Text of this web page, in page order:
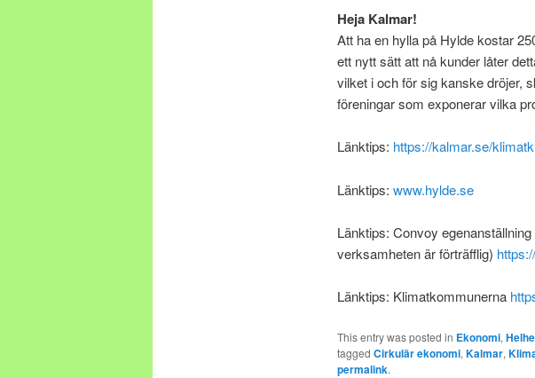
Heja Kalmar!
Att ha en hylla på Hylde kostar
ett nytt sätt att nå kunder låter
vilket i och för sig kanske dröjer,
föreningar som exponerar vilka
Länktips: https://kalmar.se/
Länktips: www.hylde.se
Länktips: Convoy
verksamheten är förträfflig)
Länktips: Klimatkommunerna
This entry was posted in Ekonomi,
tagged Cirkulär ekonomi, Kalmar,
permalink.